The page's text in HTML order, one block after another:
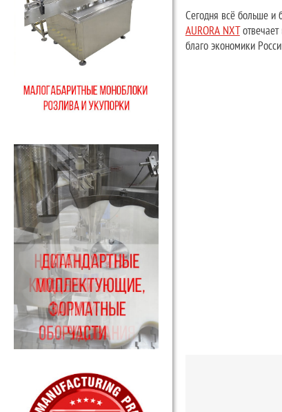
Сегодня всё больше и
AURORA NXTотвечает
благо экономики